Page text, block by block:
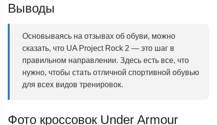
Выводы
Основываясь на отзывах об обуви, можно
сказать, что UA Project Rock 2 — это шаг в
правильном направлении. Здесь есть все, что
нужно, чтобы стать отличной спортивной обувью
для всех видов тренировок.
Фото кроссовок Under Armour